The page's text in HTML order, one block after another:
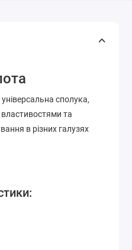
сполука,
та
в різних галузях